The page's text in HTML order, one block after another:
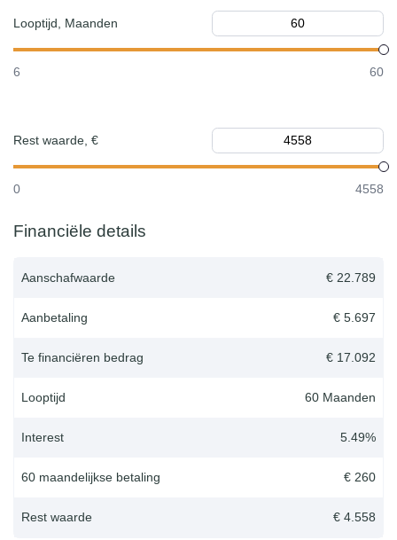
Looptijd, Maanden
6 60
Rest waarde, €
0 4558
Financiële details
Aanschafwaarde € 22.789
Aanbetaling € 5.697
Te financiëren bedrag € 17.092
Looptijd 60 Maanden
Interest 5.49%
60 maandelijkse betaling € 260
Rest waarde € 4.558